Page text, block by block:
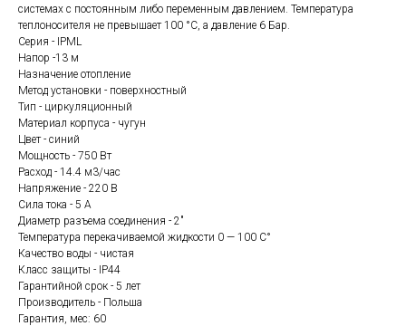
системах с постоянным либо переменным давлением. Температура
теплоносителя не превышает 100 °С, а давление 6 Бар.
Серия - IPML
Напор -13 м
Назначение отопление
Метод установки - поверхностный
Тип - циркуляционный
Материал корпуса - чугун
Цвет - синий
Мощность - 750 Вт
Расход - 14.4 м3/час
Напряжение - 220 В
Сила тока - 5 А
Диаметр разъема соединения - 2"
Температура перекачиваемой жидкости 0 — 100 C°
Качество воды - чистая
Класс защиты - IP44
Гарантийной срок - 5 лет
Производитель - Польша
Гарантия, мес: 60